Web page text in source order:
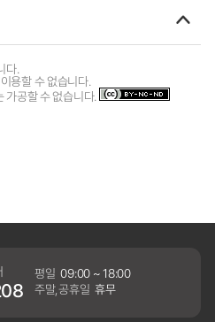
다.
용할 수 없습니다.
가공할 수 없습니다.
평일 09:00 ~ 18:00
주말,공휴일 휴무